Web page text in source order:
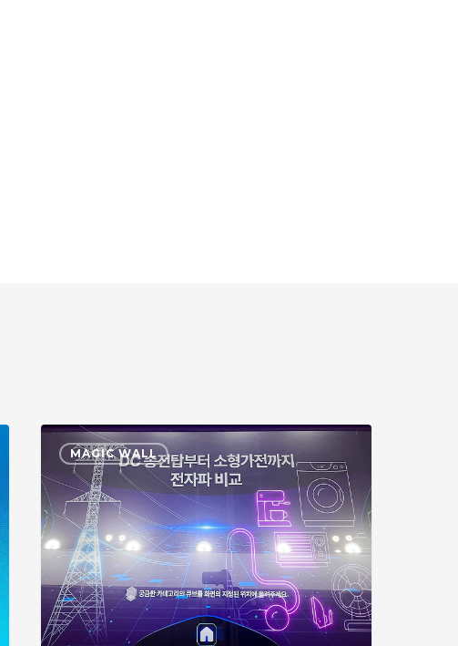
MAGIC WALL
2024
BIXPO